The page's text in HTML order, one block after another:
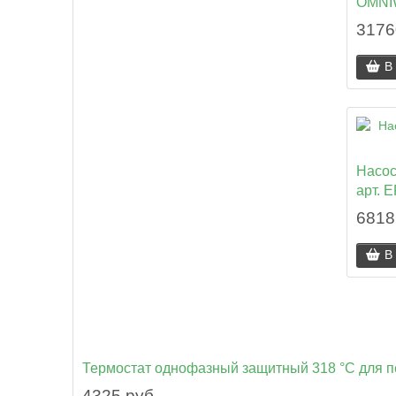
В
арт.
В
Термостат однофазный защитный 318 °C для